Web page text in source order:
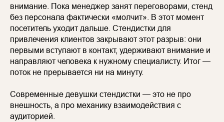
внимание. Пока менеджер занят переговорами, стенд
без персонала фактически «молчит». В этот момент
посетитель уходит дальше. Стендистки для
привлечения клиентов закрывают этот разрыв: они
первыми вступают в контакт, удерживают внимание и
направляют человека к нужному специалисту. Итог —
поток не прерывается ни на минуту.
Современные девушки стендистки — это не про
внешность, а про механику взаимодействия с
аудиторией.